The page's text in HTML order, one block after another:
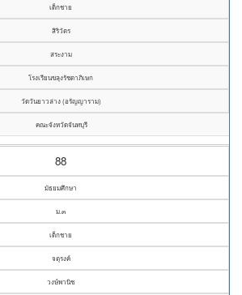
เด็กชาย
สิริวัตร
สระงาม
โรงเรียนขลุงรัชดาภิเษก
วัดวันยาวล่าง (อรัญญาราม)
คณะจังหวัดจันทบุรี
88
มัธยมศึกษา
ม.๓
เด็กชาย
จตุรงค์
วงษ์พานิช